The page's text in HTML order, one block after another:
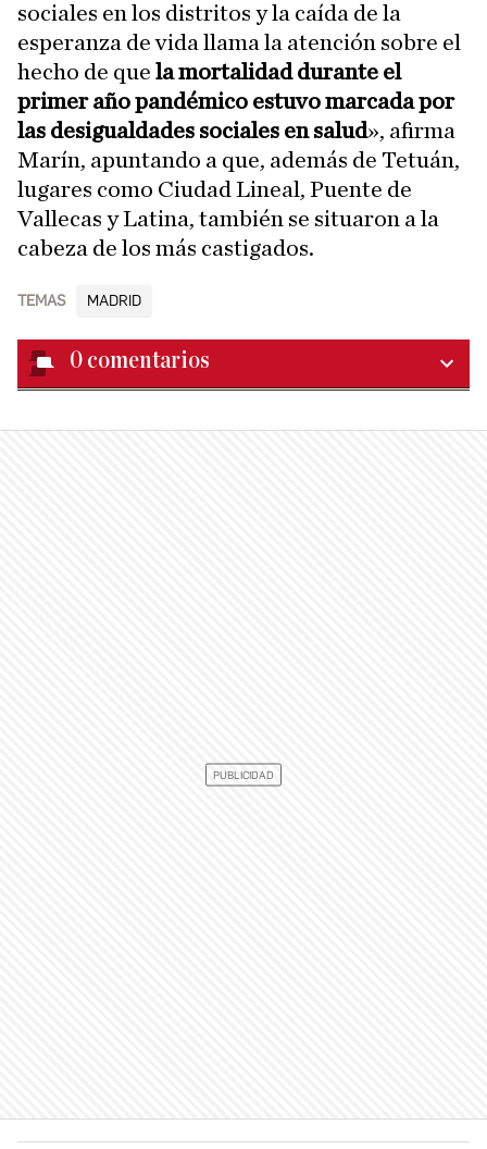
sociales en los distritos y la caída de la
esperanza de vida llama la atención sobre el
hecho de que la mortalidad durante el
primer año pandémico estuvo marcada por
las desigualdades sociales en salud», afirma
Marín, apuntando a que, además de Tetuán,
lugares como Ciudad Lineal, Puente de
Vallecas y Latina, también se situaron a la
cabeza de los más castigados.
TEMAS MADRID
0 comentarios